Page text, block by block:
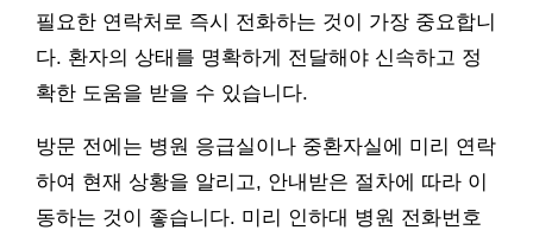
필요한 연락처로 즉시 전화하는 것이 가장 중요합니
다. 환자의 상태를 명확하게 전달해야 신속하고 정
확한 도움을 받을 수 있습니다.
방문 전에는 병원 응급실이나 중환자실에 미리 연락
하여 현재 상황을 알리고, 안내받은 절차에 따라 이
동하는 것이 좋습니다. 미리 인하대 병원 전화번호